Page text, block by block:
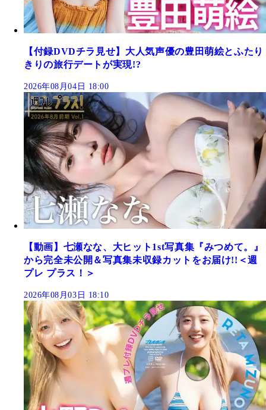
【付録DVDチラ見せ】大人気声優の豊田萌絵とふたり
きりの旅行デートが実現!?
2026年08月04日 18:00
【動画】七瀬なな、大ヒット1st写真集『みつめて。』
から完全未公開＆写真集未収録カットをお届け!!＜週
プレ プラス！＞
2026年08月03日 18:10